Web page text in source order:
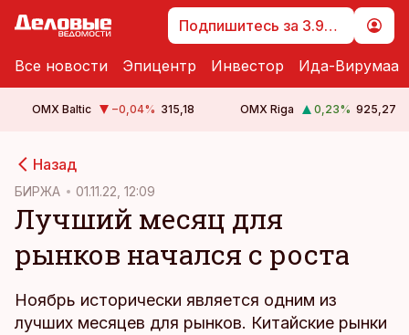
Подпишитесь за 3.99 €
Все новости Эпицентр Инвестор Ида-Вирумаа
OMX Baltic −0,04% 315,18 OMX Riga 0,23% 925,27
Назад
БИРЖА 01.11.22, 12:09
Лучший месяц для
рынков начался с роста
Ноябрь исторически является одним из
лучших месяцев для рынков. Китайские рынки